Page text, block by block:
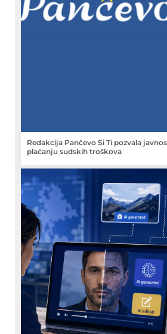
Redakcija Pančevo Si Ti pozvala
plaćanju sudskih troškova